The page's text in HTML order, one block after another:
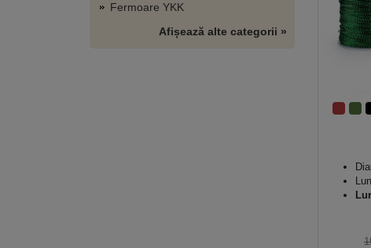
Fermoare YKK
Afișează alte categorii »